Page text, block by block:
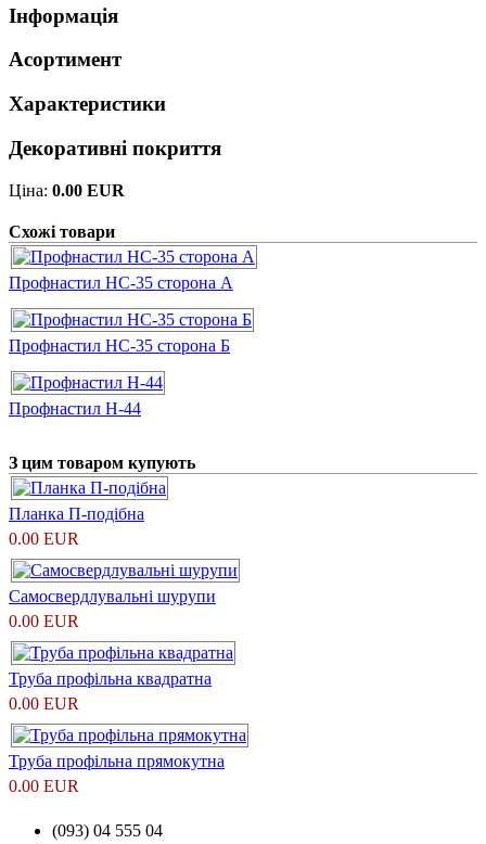
Інформація
Асортимент
Характеристики
Декоративні покриття
Ціна: 0.00 EUR
Схожі товари
Профнастил НС-35 сторона А
Профнастил НС-35 сторона Б
Профнастил H-44
З цим товаром купують
Планка П-подібна
0.00 EUR
Самосвердлувальні шурупи
0.00 EUR
Труба профільна квадратна
0.00 EUR
Труба профільна прямокутна
0.00 EUR
(093) 04 555 04